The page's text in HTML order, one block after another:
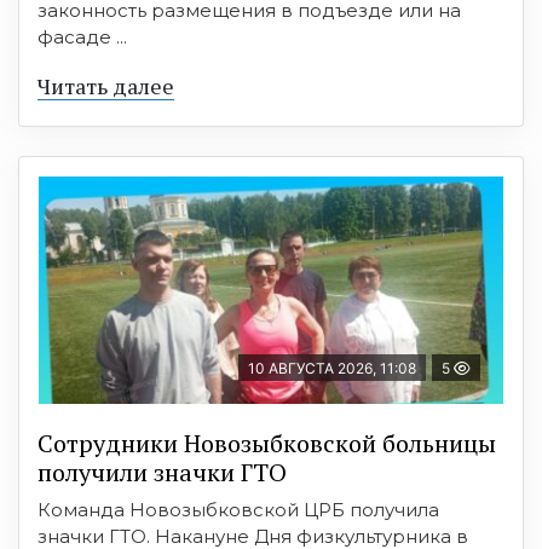
законность размещения в подъезде или на
фасаде ...
Читать далее
10 АВГУСТА 2026, 11:08 5
Сотрудники Новозыбковской больницы
получили значки ГТО
Команда Новозыбковской ЦРБ получила
значки ГТО. Накануне Дня физкультурника в